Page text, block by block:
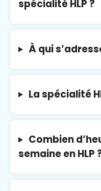
spécialité HLP ?
À qui
La spécialité
Combien
semaine en HLP